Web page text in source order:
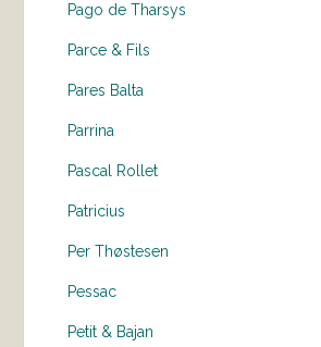
Pago de Tharsys
Parce & Fils
Pares Balta
Parrina
Pascal Rollet
Patricius
Per Thøstesen
Pessac
Petit & Bajan